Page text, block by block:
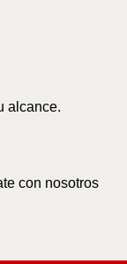
alcance.
con nosotros